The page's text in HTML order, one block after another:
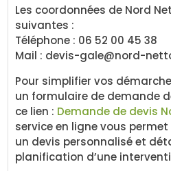
Les coordonnées de Nord
suivantes :
Téléphone : 06 52 00 45 38
Mail : devis-gale@nord-
Pour simplifier vos
un formulaire de demande
ce lien : Demande de devis
service en ligne vous
un devis personnalisé et
planification d’une